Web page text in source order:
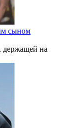
сыном
на